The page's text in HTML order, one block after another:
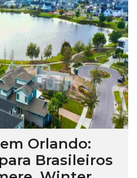
Orlando:
Brasileiros